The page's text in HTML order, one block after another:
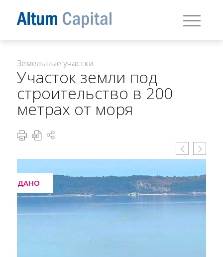
Земельные участки
Участок земли под
строительство в 200
метрах от моря
ПРОДАНО